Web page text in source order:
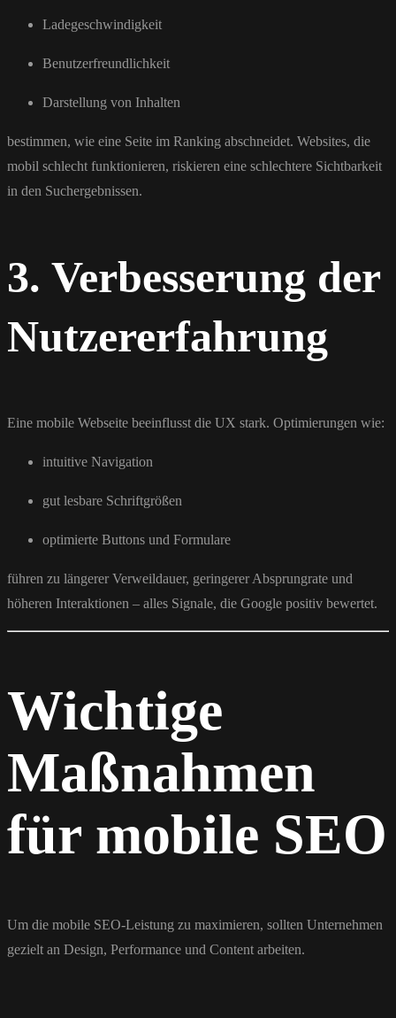
Ladegeschwindigkeit
Benutzerfreundlichkeit
Darstellung von Inhalten
bestimmen, wie eine Seite im Ranking abschneidet. Websites, die
mobil schlecht funktionieren, riskieren eine schlechtere Sichtbarkeit
in den Suchergebnissen.
3. Verbesserung der
Nutzererfahrung
Eine mobile Webseite beeinflusst die UX stark. Optimierungen wie:
intuitive Navigation
gut lesbare Schriftgrößen
optimierte Buttons und Formulare
führen zu längerer Verweildauer, geringerer Absprungrate und
höheren Interaktionen – alles Signale, die Google positiv bewertet.
Wichtige
Maßnahmen
für mobile SEO
Um die mobile SEO-Leistung zu maximieren, sollten Unternehmen
gezielt an Design, Performance und Content arbeiten.